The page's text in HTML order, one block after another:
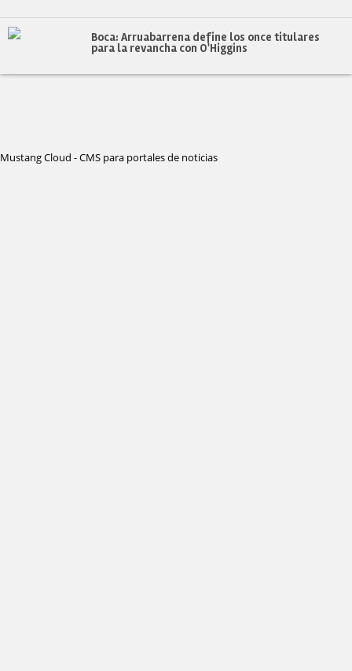
Boca: Arruabarrena define los once titulares
para la revancha con O'Higgins
Mustang Cloud - CMS para portales de noticias